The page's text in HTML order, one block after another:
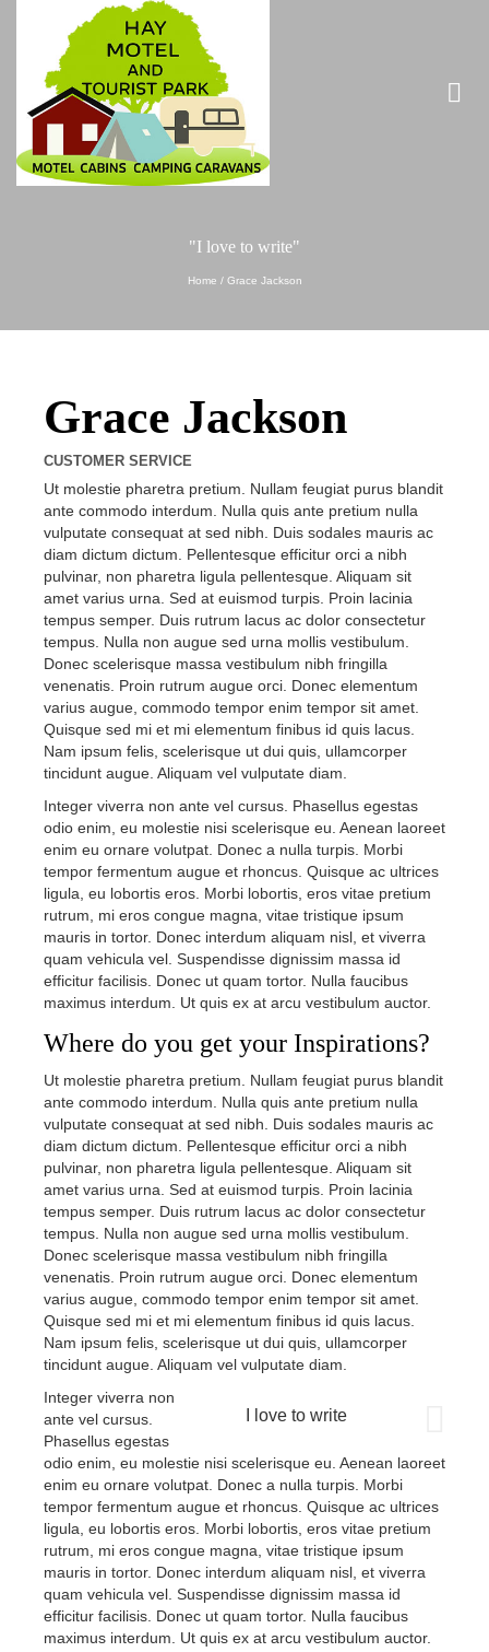
"I love to write"
Home / Grace Jackson
Grace Jackson
CUSTOMER SERVICE
Ut molestie pharetra pretium. Nullam feugiat purus blandit
ante commodo interdum. Nulla quis ante pretium nulla
vulputate consequat at sed nibh. Duis sodales mauris ac
diam dictum dictum. Pellentesque efficitur orci a nibh
pulvinar, non pharetra ligula pellentesque. Aliquam sit
amet varius urna. Sed at euismod turpis. Proin lacinia
tempus semper. Duis rutrum lacus ac dolor consectetur
tempus. Nulla non augue sed urna mollis vestibulum.
Donec scelerisque massa vestibulum nibh fringilla
venenatis. Proin rutrum augue orci. Donec elementum
varius augue, commodo tempor enim tempor sit amet.
Quisque sed mi et mi elementum finibus id quis lacus.
Nam ipsum felis, scelerisque ut dui quis, ullamcorper
tincidunt augue. Aliquam vel vulputate diam.
Integer viverra non ante vel cursus. Phasellus egestas
odio enim, eu molestie nisi scelerisque eu. Aenean laoreet
enim eu ornare volutpat. Donec a nulla turpis. Morbi
tempor fermentum augue et rhoncus. Quisque ac ultrices
ligula, eu lobortis eros. Morbi lobortis, eros vitae pretium
rutrum, mi eros congue magna, vitae tristique ipsum
mauris in tortor. Donec interdum aliquam nisl, et viverra
quam vehicula vel. Suspendisse dignissim massa id
efficitur facilisis. Donec ut quam tortor. Nulla faucibus
maximus interdum. Ut quis ex at arcu vestibulum auctor.
Where do you get your Inspirations?
Ut molestie pharetra pretium. Nullam feugiat purus blandit
ante commodo interdum. Nulla quis ante pretium nulla
vulputate consequat at sed nibh. Duis sodales mauris ac
diam dictum dictum. Pellentesque efficitur orci a nibh
pulvinar, non pharetra ligula pellentesque. Aliquam sit
amet varius urna. Sed at euismod turpis. Proin lacinia
tempus semper. Duis rutrum lacus ac dolor consectetur
tempus. Nulla non augue sed urna mollis vestibulum.
Donec scelerisque massa vestibulum nibh fringilla
venenatis. Proin rutrum augue orci. Donec elementum
varius augue, commodo tempor enim tempor sit amet.
Quisque sed mi et mi elementum finibus id quis lacus.
Nam ipsum felis, scelerisque ut dui quis, ullamcorper
tincidunt augue. Aliquam vel vulputate diam.
I love to write
Integer viverra non
ante vel cursus.
Phasellus egestas
odio enim, eu molestie nisi scelerisque eu. Aenean laoreet
enim eu ornare volutpat. Donec a nulla turpis. Morbi
tempor fermentum augue et rhoncus. Quisque ac ultrices
ligula, eu lobortis eros. Morbi lobortis, eros vitae pretium
rutrum, mi eros congue magna, vitae tristique ipsum
mauris in tortor. Donec interdum aliquam nisl, et viverra
quam vehicula vel. Suspendisse dignissim massa id
efficitur facilisis. Donec ut quam tortor. Nulla faucibus
maximus interdum. Ut quis ex at arcu vestibulum auctor.